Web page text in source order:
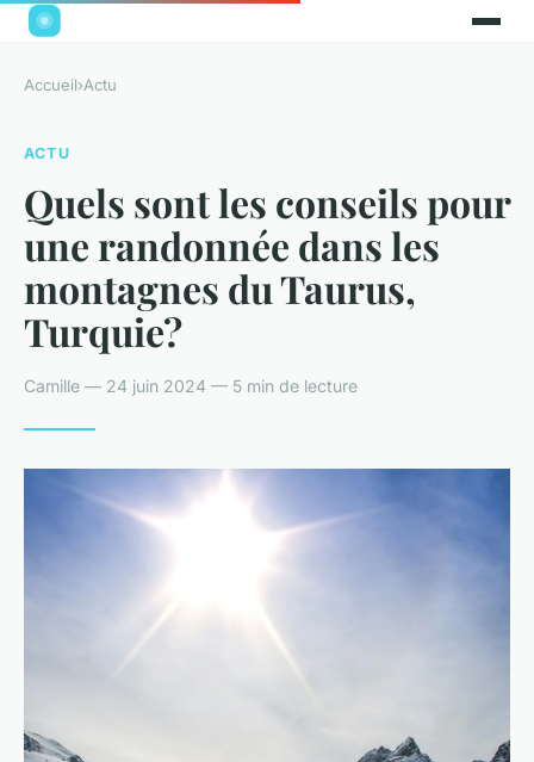
Accueil›Actu
ACTU
Quels sont les conseils pour
une randonnée dans les
montagnes du Taurus,
Turquie?
Camille — 24 juin 2024 — 5 min de lecture